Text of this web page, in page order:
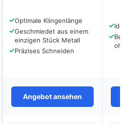
✓Optimale Klingenlänge
✓Geschmiedet aus einem
einzigen Stück Metall
✓Präzises Schneiden
✓
✓
Angebot ansehen